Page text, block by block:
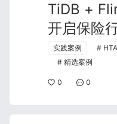
TiDB +
开启保险
实践案例
精选案例
0 0